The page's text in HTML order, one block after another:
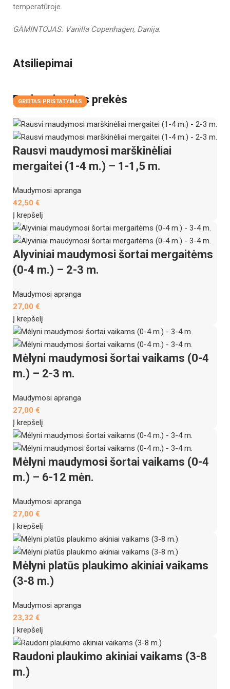
temperatūroje.
GAMINTOJAS: Vanilla Copenhagen, Danija.
Atsiliepimai
Perkamiausios prekės
Rausvi maudymosi marškinėliai
mergaitei (1-4 m.) – 1-1,5 m.
Maudymosi apranga
42,50 €
Į krepšelį
Alyviniai maudymosi šortai mergaitėms
(0-4 m.) – 2-3 m.
Maudymosi apranga
27,00 €
Į krepšelį
Mėlyni maudymosi šortai vaikams (0-4
m.) – 2-3 m.
Maudymosi apranga
27,00 €
Į krepšelį
Mėlyni maudymosi šortai vaikams (0-4
m.) – 6-12 mėn.
Maudymosi apranga
27,00 €
Į krepšelį
GREITAS PRISTATYMAS
Mėlyni platūs plaukimo akiniai vaikams
(3-8 m.)
Maudymosi apranga
23,32 €
Į krepšelį
GREITAS PRISTATYMAS
Raudoni plaukimo akiniai vaikams (3-8
m.)